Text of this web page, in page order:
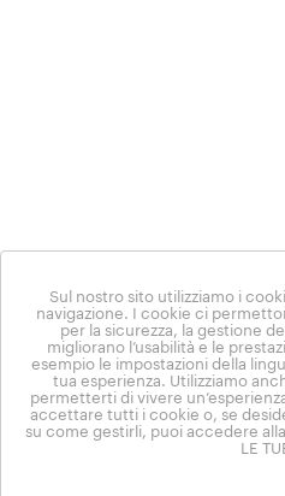
Sul nostro sito utilizziamo i
navigazione. I cookie ci
per la sicurezza, la gestione
migliorano l’usabilità e le
esempio le impostazioni della
tua esperienza. Utilizziamo
permetterti di vivere
accettare tutti i cookie o, se
su come gestirli, puoi accedere alla
LE